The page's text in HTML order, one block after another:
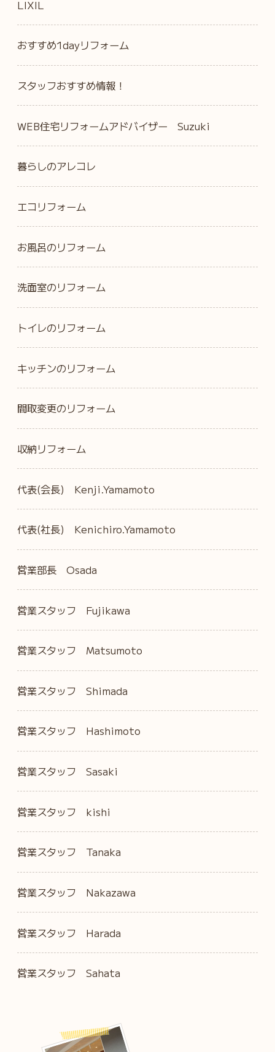
LIXIL
おすすめ1dayリフォーム
スタッフおすすめ情報！
WEB住宅リフォームアドバイザー Suzuki
暮らしのアレコレ
エコリフォーム
お風呂のリフォーム
洗面室のリフォーム
トイレのリフォーム
キッチンのリフォーム
間取変更のリフォーム
収納リフォーム
代表(会長) Kenji.Yamamoto
代表(社長) Kenichiro.Yamamoto
営業部長 Osada
営業スタッフ Fujikawa
営業スタッフ Matsumoto
営業スタッフ Shimada
営業スタッフ Hashimoto
営業スタッフ Sasaki
営業スタッフ kishi
営業スタッフ Tanaka
営業スタッフ Nakazawa
営業スタッフ Harada
営業スタッフ Sahata